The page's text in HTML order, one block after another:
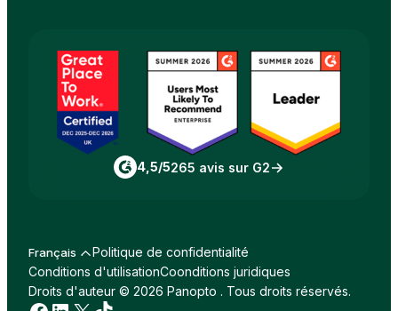
4,5/5265 avis sur G2
Français
Politique de confidentialité
Conditions d'utilisationCoonditions juridiques
Droits d'auteur © 2026 Panopto . Tous droits réservés.